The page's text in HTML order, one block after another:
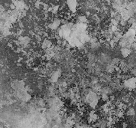
produktů Služby retušování šperků